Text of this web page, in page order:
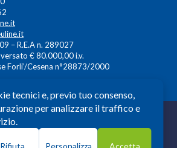
– R.E.A n. 289027
€ 80.000,00 i.v.
Forli’/Cesena n°28873/2000
Bleuline s.r.l. - All Rights Reserved
Unico soggetta alla Direzione e
Leonardo Lifescience Group S.p.A.
tecnici e, previo tuo consenso,
per analizzare il traffico e
Rifiuta Personalizza Accetta